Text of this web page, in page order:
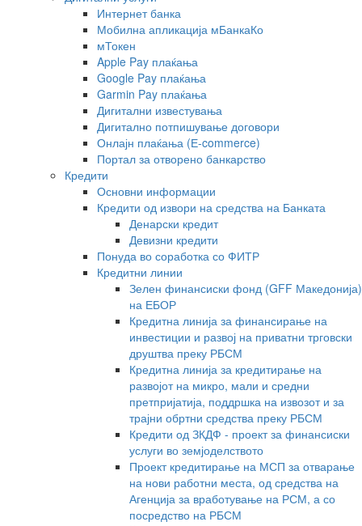
Интернет банка
Мобилна апликација мБанкаКо
мТокен
Apple Pay плаќања
Google Pay плаќања
Garmin Pay плаќања
Дигитални известувања
Дигитално потпишување договори
Онлајн плаќања (Е-commerce)
Портал за отворено банкарство
Кредити
Основни информации
Кредити од извори на средства на Банката
Денарски кредит
Девизни кредити
Понуда во соработка со ФИТР
Кредитни линии
Зелен финансиски фонд (GFF Македонија)
на ЕБОР
Кредитна линија за финансирање на
инвестиции и развој на приватни трговски
друштва преку РБСМ
Кредитна линија за кредитирање на
развојот на микро, мали и средни
претпријатија, поддршка на извозот и за
трајни обртни средства преку РБСМ
Кредити од ЗКДФ - проект за финансиски
услуги во земјоделството
Проект кредитирање на МСП за отварање
на нови работни места, од средства на
Агенција за вработување на РСМ, а со
посредство на РБСМ